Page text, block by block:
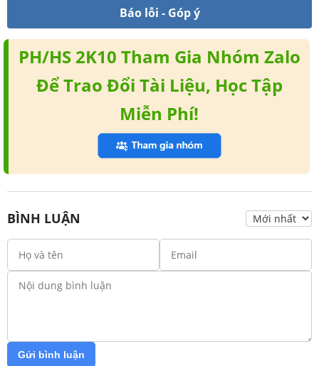
Báo lỗi - Góp ý
PH/HS 2K10 Tham Gia Nhóm Zalo
Để Trao Đổi Tài Liệu, Học Tập
Miễn Phí!
BÌNH LUẬN
Gửi bình luận